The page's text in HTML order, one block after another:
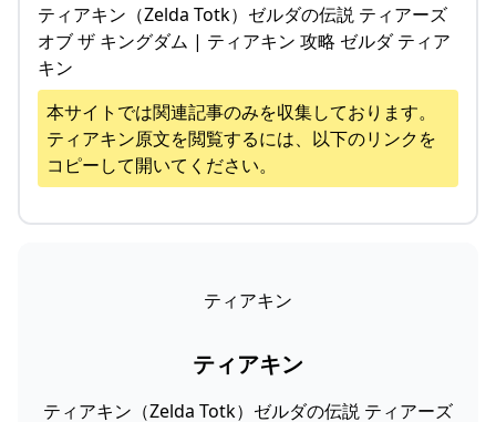
ティアキン（Zelda Totk）ゼルダの伝説 ティアーズ
オブ ザ キングダム | ティアキン 攻略 ゼルダ ティア
キン
本サイトでは関連記事のみを収集しております。
ティアキン原文を閲覧するには、以下のリンクを
コピーして開いてください。
ティアキン
ティアキン
ティアキン（Zelda Totk）ゼルダの伝説 ティアーズ